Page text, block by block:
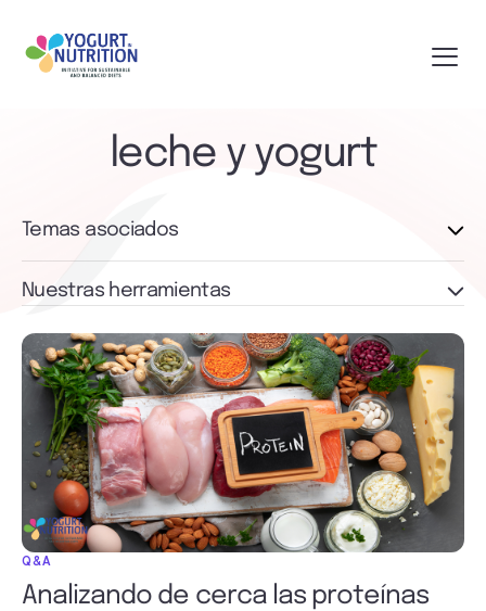
leche y yogurt
Q&A
Analizando de cerca las proteínas
Temas asociados
Nuestras herramientas